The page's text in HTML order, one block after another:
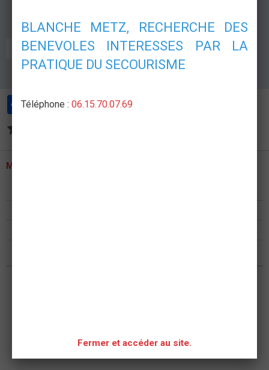
POSTE DE SECOURS GRAND PUBLIC CONCERT
PartagerFacebookTwitterEmail
MENU
BLANCHE METZ, RECHERCHE DES
BENEVOLES INTERESSES PAR LA
PRATIQUE DU SECOURISME
Téléphone : 06.15.70.07.69
Fermer et accéder au site.